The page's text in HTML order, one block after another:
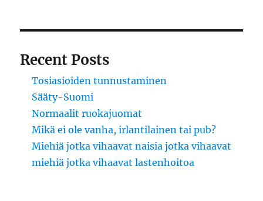
Recent Posts
Tosiasioiden tunnustaminen
Sääty-Suomi
Normaalit ruokajuomat
Mikä ei ole vanha, irlantilainen tai pub?
Miehiä jotka vihaavat naisia jotka vihaavat
miehiä jotka vihaavat lastenhoitoa